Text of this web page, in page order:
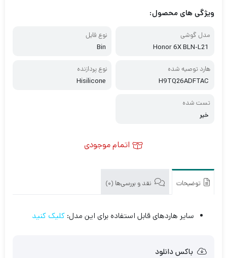
ویژگی های محصول:
مدل گوشی
Honor 6X BLN-L21
نوع فایل
Bin
هارد توصیه شده
H9TQ26ADFTAC
نوع پردازنده
Hisilicone
تست شده
خیر
اتمام موجودی
توضیحات نقد و بررسی‌ها (0)
سایر هاردهای قابل استفاده برای این مدل: کلیک کنید
باکس دانلود